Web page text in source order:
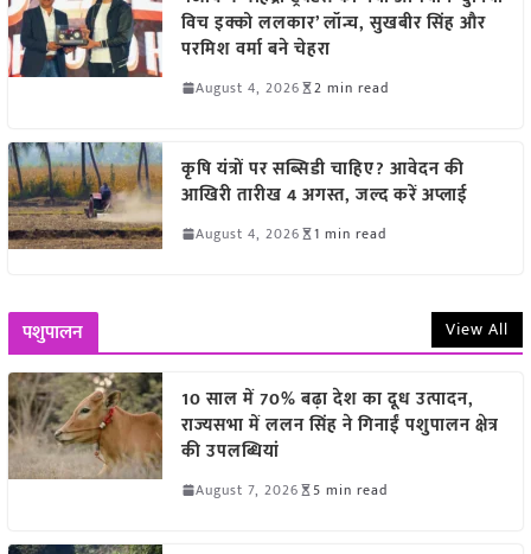
विच इक्को ललकार’ लॉन्च, सुखबीर सिंह और
परमिश वर्मा बने चेहरा
August 4, 2026 2 min read
कृषि यंत्रों पर सब्सिडी चाहिए? आवेदन की
आखिरी तारीख 4 अगस्त, जल्द करें अप्लाई
August 4, 2026 1 min read
पशुपालन View All
10 साल में 70% बढ़ा देश का दूध उत्पादन,
राज्यसभा में ललन सिंह ने गिनाईं पशुपालन क्षेत्र
की उपलब्धियां
August 7, 2026 5 min read